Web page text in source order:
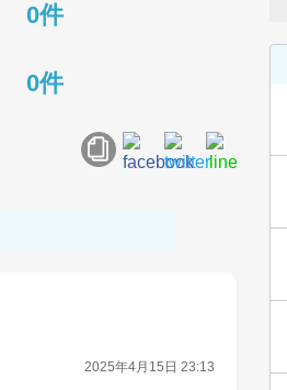
0件
0件
2025年4月15日 23:13